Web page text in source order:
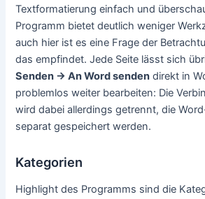
Textformatierung einfach und
Programm bietet deutlich weniger
auch hier ist es eine Frage der
das empfindet. Jede Seite lässt sich
Senden -> An Word senden direkt in
problemlos weiter bearbeiten: Die
wird dabei allerdings getrennt, die
separat gespeichert werden.
Kategorien
Highlight des Programms sind die